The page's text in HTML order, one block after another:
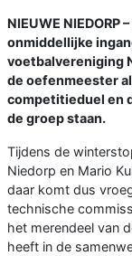
NIEUWE NIEDORP –
onmiddellijke
voetbalvereniging
de oefenmeester
competitieduel en
de groep staan.
Tijdens de
Niedorp en Mario
daar komt dus
technische
het merendeel van
heeft in de